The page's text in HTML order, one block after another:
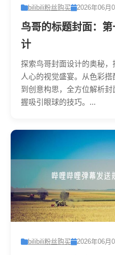
bilibili粉丝购买 2026年06月
鸟哥的标题封面：
计
探索鸟哥封面设计的奥秘
人心的视觉盛宴。从色彩
到创意构思，全方位解析
握吸引眼球的技巧。...
bilibili粉丝购买 2026年06月